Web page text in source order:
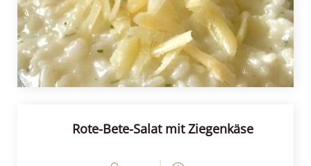
hinzufügen und dabei ständig rühren. Jedes Mal
warten, bis die Brühe aufgesogen ist, bevor ein
weiterer Esslöffel hinzugegeben wird. Wenn die
gesamte Brühe zugegeben wurde, weiterrühren, bis
der Reis weich ist, aber noch einen leichten Biss hat.
mit Salz und Pfeffer würzen. Zum Schluss die restliche
Rote-Bete-Salat mit Ziegenkäse